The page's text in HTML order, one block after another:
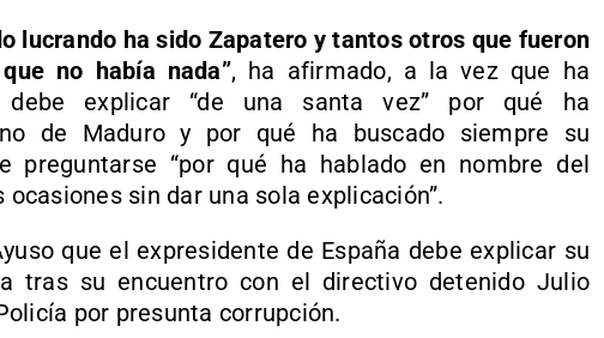
lucrando ha sido Zapatero y tantos otros que fueron
no había nada”, ha afirmado, a la vez que ha
debe explicar “de una santa vez” por qué ha
de Maduro y por qué ha buscado siempre su
preguntarse “por qué ha hablado en nombre del
ocasiones sin dar una sola explicación”.
que el expresidente de España debe explicar su
tras su encuentro con el directivo detenido Julio
por presunta corrupción.